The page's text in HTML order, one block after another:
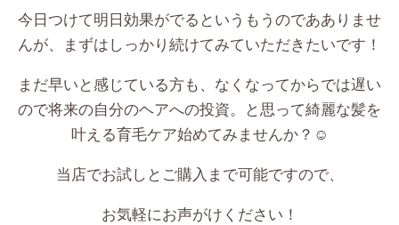
今日つけて明日効果がでるというもうのであありませ
んが、まずはしっかり続けてみていただきたいです！
まだ早いと感じている方も、なくなってからでは遅い
ので将来の自分のヘアへの投資。と思って綺麗な髪を
叶える育毛ケア始めてみませんか？ ☺️
当店でお試しとご購入まで可能ですので、
お気軽にお声がけください！